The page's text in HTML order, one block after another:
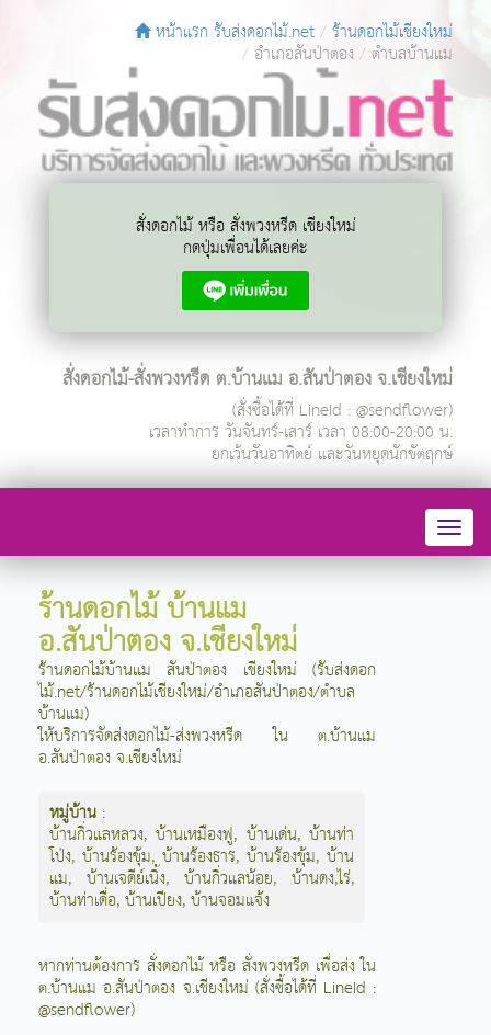
หน้าแรก รับส่งดอกไม้.net ร้านดอกไม้เชียงใหม่
อำเภอสันป่าตอง ตำบลบ้านแม
สั่งดอกไม้ หรือ สั่งพวงหรีด เชียงใหม่
กดปุ่มเพื่อนได้เลยค่ะ
สั่งดอกไม้-สั่งพวงหรีด ต.บ้านแม อ.สันป่าตอง จ.เชียงใหม่
(สั่งซื้อได้ที่ LineId : @sendflower)
เวลาทำการ วันจันทร์-เสาร์ เวลา 08:00-20:00 น.
ยกเว้นวันอาทิตย์ และวันหยุดนักขัตฤกษ์
ร้านดอกไม้ บ้านแม
อ.สันป่าตอง จ.เชียงใหม่
ร้านดอกไม้บ้านแม สันป่าตอง เชียงใหม่ (รับส่งดอก
ไม้.net/ร้านดอกไม้เชียงใหม่/อำเภอสันป่าตอง/ตำบล
บ้านแม)
ให้บริการจัดส่งดอกไม้-ส่งพวงหรีด ใน ต.บ้านแม
อ.สันป่าตอง จ.เชียงใหม่
หมู่บ้าน :
บ้านกิ่วแลหลวง,บ้านเหมืองฟู, บ้านเด่น,บ้านท่า
โป่ง,บ้านร้องขุ้ม,บ้านร้องธาร,บ้านร้องขุ้ม,บ้าน
แม,บ้านเจดีย์เนิ้ง,บ้านกิ่วแลน้อย,บ้านดง,ไร่,
บ้านท่าเดื่อ,บ้านเปียง,บ้านจอมแจ้ง
หากท่านต้องการ สั่งดอกไม้ หรือ สั่งพวงหรีด เพื่อส่ง ใน
ต.บ้านแม อ.สันป่าตอง จ.เชียงใหม่ (สั่งซื้อได้ที่ LineId :
@sendflower)